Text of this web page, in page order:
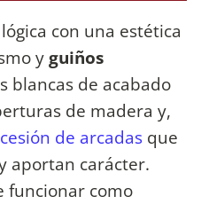
con una estética
yguiños
blancas de acabado
de madera y,
de arcadas que
aportan carácter.
funcionar como